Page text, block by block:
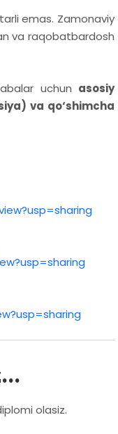
emas. Zamonaviy
va raqobatbardosh
uchun asosiy
va qo‘shimcha
olasiz.